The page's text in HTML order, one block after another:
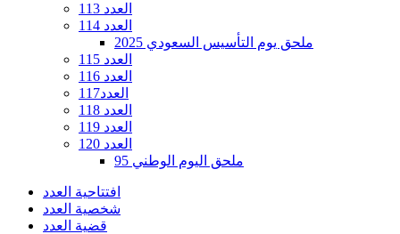
العدد 113
العدد 114
ملحق يوم التأسيس السعودي 2025
العدد 115
العدد 116
العدد117
العدد 118
العدد 119
العدد 120
ملحق اليوم الوطني 95
افتتاحية العدد
شخصية العدد
قضية العدد